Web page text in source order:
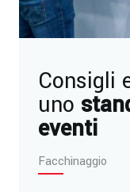
Consigli
uno
eventi
Facchinaggio